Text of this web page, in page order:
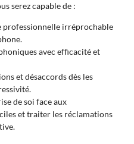
serez capable de :
professionnelle irréprochable
avec efficacité et
et désaccords dès les
de soi face aux
et traiter les réclamations